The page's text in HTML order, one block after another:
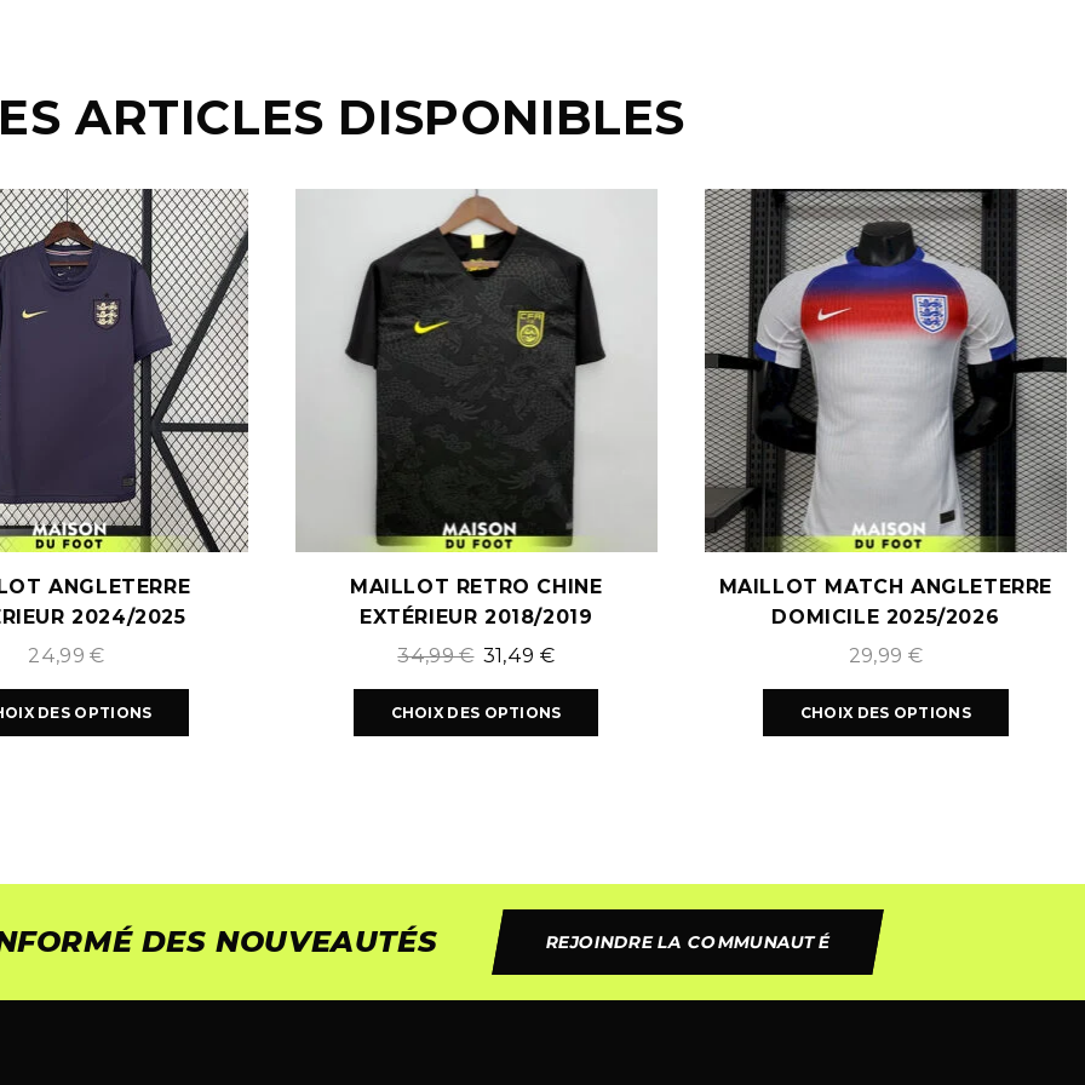
ARTICLES DISPONIBLES
ANGLETERRE
2024/2025
24,99€
DES OPTIONS
MAILLOT RETRO CHINE
EXTÉRIEUR 2018/2019
34,99€ 31,49 €
CHOIX DES OPTIONS
MAILLOT MATCH ANGLETERRE
DOMICILE 2025/2026
29,99 €
CHOIX DES OPTIONS
DES NOUVEAUTÉS REJOINDRE LA COMMUNAUTÉ